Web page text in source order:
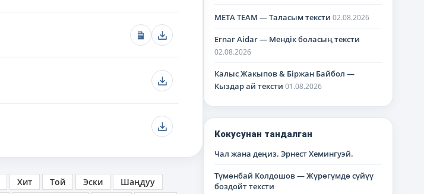
META TEAM — Таласым тексти 02.08.2026
Ernar Aidar — Мендік боласың тексти
02.08.2026
Калыс Жакыпов & Біржан Байбол —
Кыздар ай тексти 01.08.2026
Кокусунан тандалган
Чал жана деңиз. Эрнест Хемингуэй.
Түмөнбай Колдошов — Жүрөгүмдө сүйүү
боздойт тексти
Хит Той Эски
Шаңдуу